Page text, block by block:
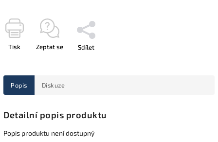
Tisk Zeptat se Sdílet
Popis Diskuze
Detailní popis produktu
Popis produktu není dostupný